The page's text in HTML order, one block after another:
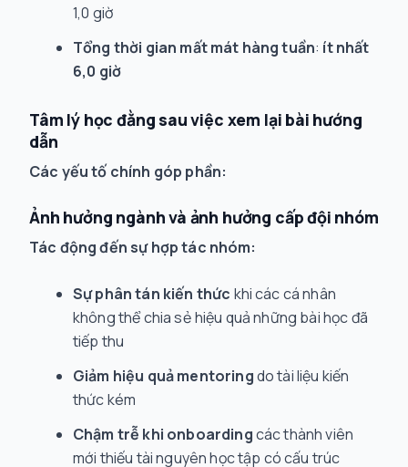
1,0 giờ
Tổng thời gian mất mát hàng tuần: ít nhất
6,0 giờ
Tâm lý học đằng sau việc xem lại bài hướng
dẫn
Các yếu tố chính góp phần:
Ảnh hưởng ngành và ảnh hưởng cấp đội nhóm
Tác động đến sự hợp tác nhóm:
Sự phân tán kiến thức khi các cá nhân
không thể chia sẻ hiệu quả những bài học đã
tiếp thu
Giảm hiệu quả mentoringdo tài liệu kiến
thức kém
Chậm trễ khi onboardingcác thành viên
mới thiếu tài nguyên học tập có cấu trúc